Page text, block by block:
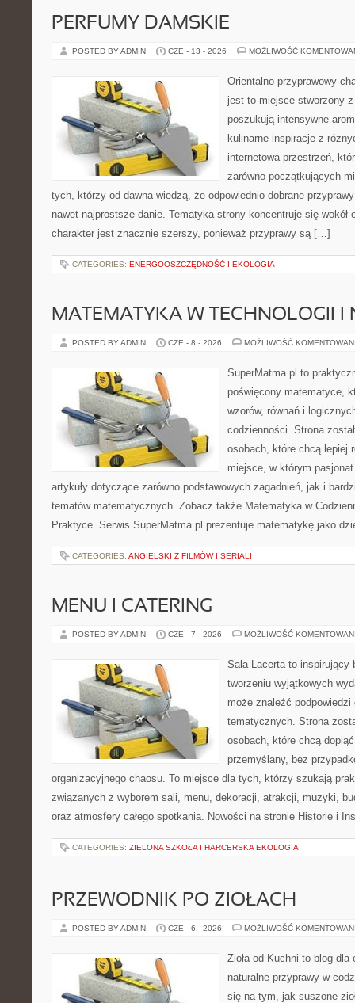
PERFUMY DAMSKIE
POSTED BY ADMIN CZE - 13 - 2026 MOŻLIWOŚĆ
Orientalno-przyprawowy
jest to miejsce stworzony
poszukują intensywne
kulinarne inspiracje z
internetowa przestrzeń,
zarówno początkujących
tych, którzy od dawna wiedzą, że odpowiednio dobrane
nawet najprostsze danie. Tematyka strony koncentruje się wokół
charakter jest znacznie szerszy, ponieważ przyprawy są […]
CATEGORIES: ENERGOOSZCZĘDNOŚĆ I EKOLOGIA
MATEMATYKA W TECHNOLOGII I
POSTED BY ADMIN CZE - 8 - 2026 MOŻLIWOŚĆ
SuperMatma.pl to
poświęcony matematyce,
wzorów, równań i
codzienności. Strona
osobach, które chcą lepiej
miejsce, w którym
artykuły dotyczące zarówno podstawowych zagadnień, jak i
tematów matematycznych. Zobacz także Matematyka w
Praktyce. Serwis SuperMatma.pl prezentuje matematykę jako
CATEGORIES: ANGIELSKI Z FILMÓW I SERIALI
MENU I CATERING
POSTED BY ADMIN CZE - 7 - 2026 MOŻLIWOŚĆ
Sala Lacerta to inspirujący
tworzeniu wyjątkowych
może znaleźć
tematycznych. Strona
osobach, które chcą
przemyślany, bez
organizacyjnego chaosu. To miejsce dla tych, którzy szukają
związanych z wyborem sali, menu, dekoracji, atrakcji, muzyki,
oraz atmosfery całego spotkania. Nowości na stronie Historie i
CATEGORIES: ZIELONA SZKOŁA I HARCERSKA EKOLOGIA
PRZEWODNIK PO ZIOŁACH
POSTED BY ADMIN CZE - 6 - 2026 MOŻLIWOŚĆ
Zioła od Kuchni to blog
naturalne przyprawy w
się na tym, jak suszone